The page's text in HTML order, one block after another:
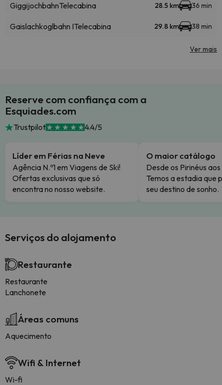
GiggijochbahnTelecabina 28.5 km 36 min
Gaislachkoglbahn ITelecabina 29.8 km 38 min
Ver mais
Reserve com confiança com a
Esquiades.com
Trustpilot 4.4/5
Líder em Férias na Neve
Agência N.º1 em Viagens de Ski!
Ofertas exclusivas que só
encontra no nosso website.
O maior catálogo
Desde os Pirinéus
Temos a estadia que
seu destino de sonho.
Serviços do alojamento
Restaurante
Restaurante
Lanchonete
Áreas comuns
Aquecimento
Wifi & Internet
Wi-fi